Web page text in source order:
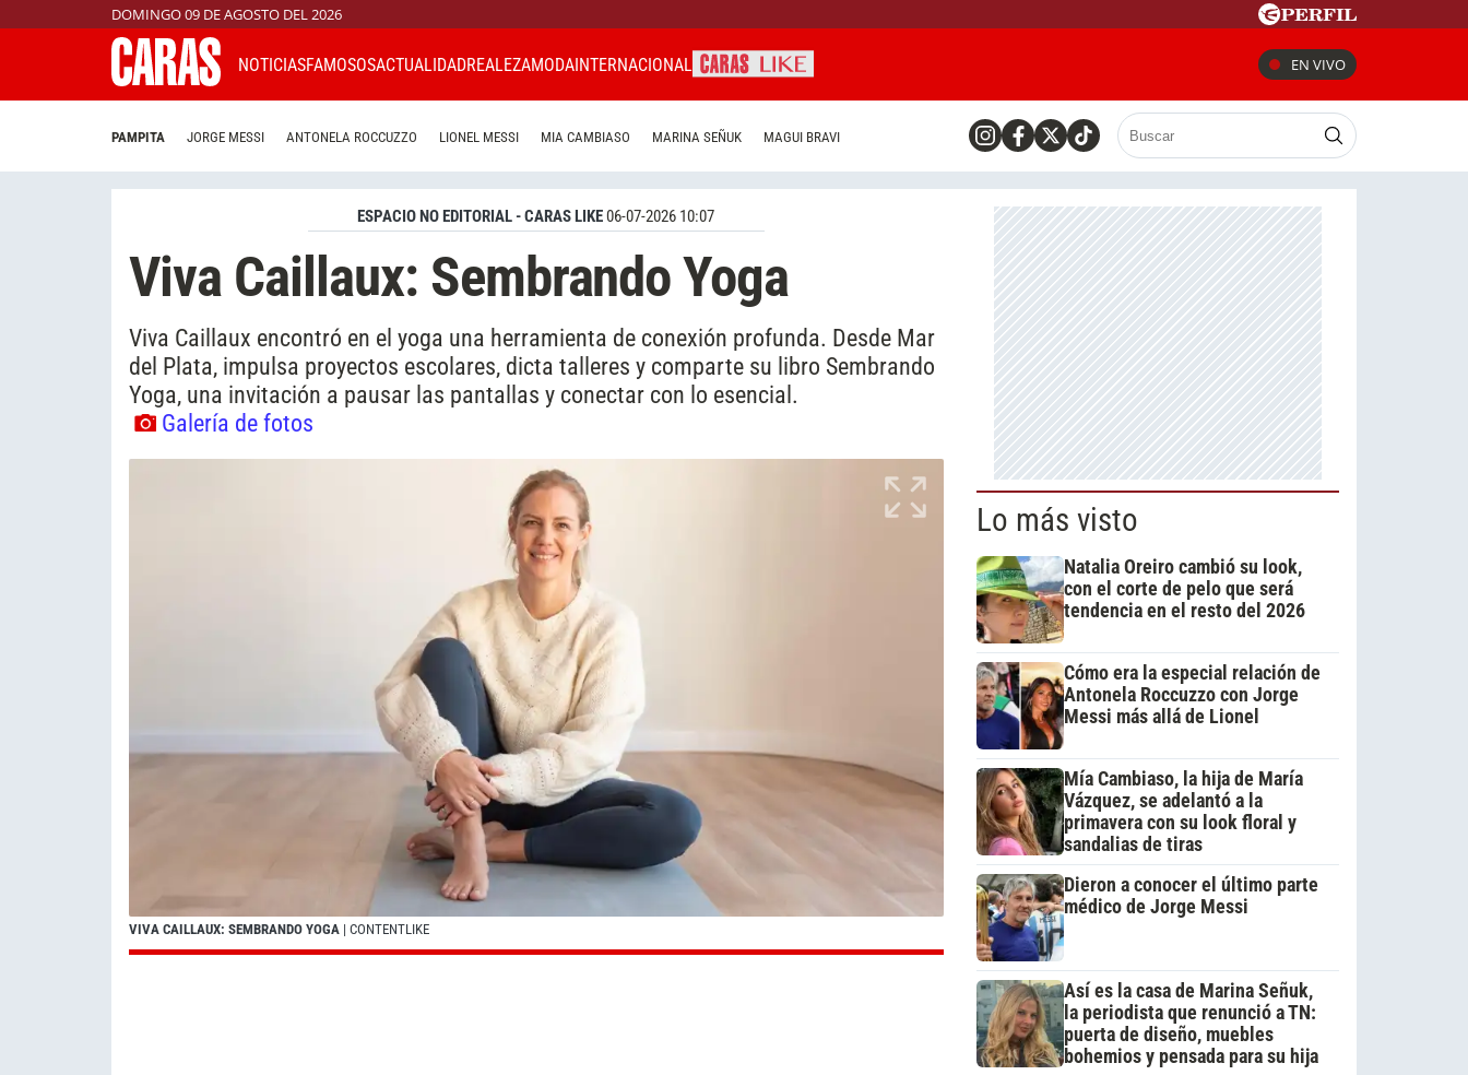
DOMINGO 09 DE AGOSTO DEL 2026
NOTICIASFAMOSOSACTUALIDADREALEZAMODAINTERNACIONAL EN VIVO
PAMPITA JORGE MESSI ANTONELA ROCCUZZO LIONEL MESSI MIA CAMBIASO MARINA SEÑUK MAGUI BRAVI
ESPACIO NO EDITORIAL - CARAS LIKE06-07-2026 10:07
Viva Caillaux: Sembrando Yoga
Viva Caillaux encontró en el yoga una herramienta de conexión profunda. Desde Mar
del Plata, impulsa proyectos escolares, dicta talleres y comparte su libro Sembrando
Yoga, una invitación a pausar las pantallas y conectar con lo esencial.
Galería de fotos
VIVA CAILLAUX: SEMBRANDO YOGA | CONTENTLIKE
Lo más visto
Natalia Oreiro cambió su look,
con el corte de pelo que será
tendencia en el resto del 2026
Cómo era la especial relación de
Antonela Roccuzzo con Jorge
Messi más allá de Lionel
Mía Cambiaso, la hija de María
Vázquez, se adelantó a la
primavera con su look floral y
sandalias de tiras
Dieron a conocer el último parte
médico de Jorge Messi
Así es la casa de Marina Señuk,
la periodista que renunció a TN:
puerta de diseño, muebles
bohemios y pensada para su hija